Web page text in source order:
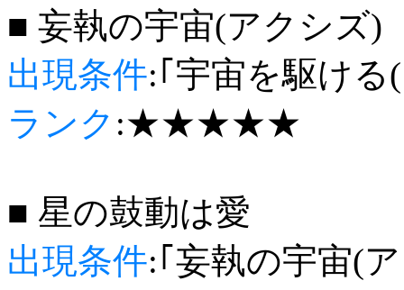
■ 妄執の宇宙(アクシズ)
出現条件:｢宇宙を駆け
ランク :★★★★★
■ 星の鼓動は愛
出現条件:｢妄執の宇宙(